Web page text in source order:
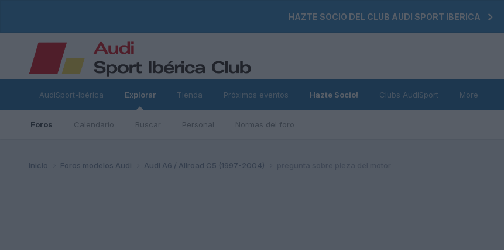
HAZTE SOCIO DEL CLUB AUDI SPORT IBERICA
AudiSport-Ibérica Explorar
Foros Calendario Buscar Personal Normas del foro
Tienda Próximos eventos Hazte Socio! Clubs AudiSport More
Inicio Foros modelos Audi Audi A6 / Allroad C5 (1997-2004)